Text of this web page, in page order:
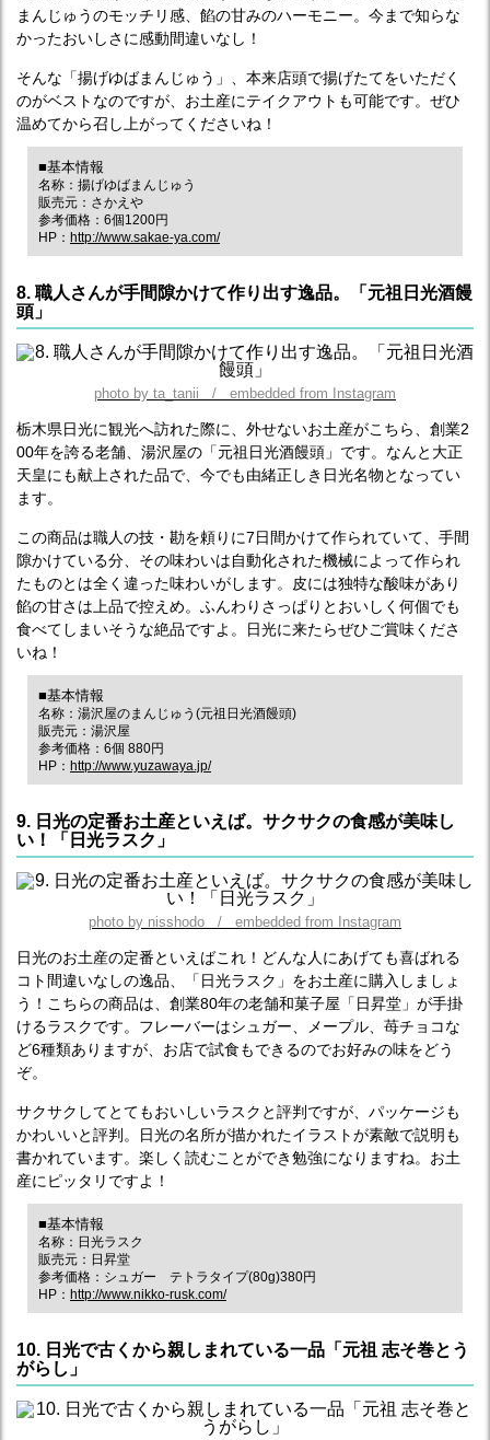
まんじゅうのモッチリ感、餡の甘みのハーモニー。今まで知らな
かったおいしさに感動間違いなし！
そんな「揚げゆばまんじゅう」、本来店頭で揚げたてをいただく
のがベストなのですが、お土産にテイクアウトも可能です。ぜひ
温めてから召し上がってくださいね！
■基本情報
名称：揚げゆばまんじゅう
販売元：さかえや
参考価格：6個1200円
HP： http://www.sakae-ya.com/
8. 職人さんが手間隙かけて作り出す逸品。「元祖日光酒饅
頭」
photo by ta_tanii / embedded from Instagram
栃木県日光に観光へ訪れた際に、外せないお土産がこちら、創業2
00年を誇る老舗、湯沢屋の「元祖日光酒饅頭」です。なんと大正
天皇にも献上された品で、今でも由緒正しき日光名物となってい
ます。
この商品は職人の技・勘を頼りに7日間かけて作られていて、手間
隙かけている分、その味わいは自動化された機械によって作られ
たものとは全く違った味わいがします。皮には独特な酸味があり
餡の甘さは上品で控えめ。ふんわりさっぱりとおいしく何個でも
食べてしまいそうな絶品ですよ。日光に来たらぜひご賞味くださ
いね！
■基本情報
名称：湯沢屋のまんじゅう(元祖日光酒饅頭)
販売元：湯沢屋
参考価格：6個 880円
HP： http://www.yuzawaya.jp/
9. 日光の定番お土産といえば。サクサクの食感が美味し
い！「日光ラスク」
photo by nisshodo / embedded from Instagram
日光のお土産の定番といえばこれ！どんな人にあげても喜ばれる
コト間違いなしの逸品、「日光ラスク」をお土産に購入しましょ
う！こちらの商品は、創業80年の老舗和菓子屋「日昇堂」が手掛
けるラスクです。フレーバーはシュガー、メープル、苺チョコな
ど6種類ありますが、お店で試食もできるのでお好みの味をどう
ぞ。
サクサクしてとてもおいしいラスクと評判ですが、パッケージも
かわいいと評判。日光の名所が描かれたイラストが素敵で説明も
書かれています。楽しく読むことができ勉強になりますね。お土
産にピッタリですよ！
■基本情報
名称：日光ラスク
販売元：日昇堂
参考価格：シュガー テトラタイプ(80g)380円
HP： http://www.nikko-rusk.com/
10. 日光で古くから親しまれている一品「元祖 志そ巻とう
がらし」